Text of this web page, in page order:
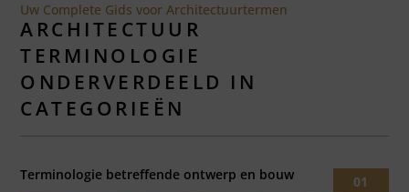
Uw Complete Gids voor Architectuurtermen
ARCHITECTUUR
TERMINOLOGIE
ONDERVERDEELD IN
CATEGORIEËN
Terminologie betreffende ontwerp en bouw 01